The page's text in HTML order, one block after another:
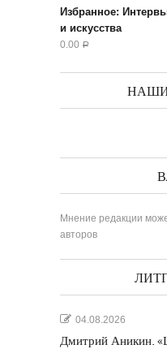
Избранное:
и искусства
0.00 Р
Мнение редакции
авторов
04.08.2026
Дмитрий Аникин.